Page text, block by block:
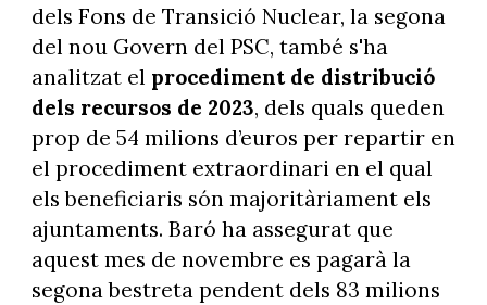
dels Fons de Transició Nuclear, la segona
del nou Govern del PSC, també s'ha
analitzat el procediment de distribució
dels recursos de 2023, dels quals queden
prop de 54 milions d’euros per repartir en
el procediment extraordinari en el qual
els beneficiaris són majoritàriament els
ajuntaments. Baró ha assegurat que
aquest mes de novembre es pagarà la
segona bestreta pendent dels 83 milions